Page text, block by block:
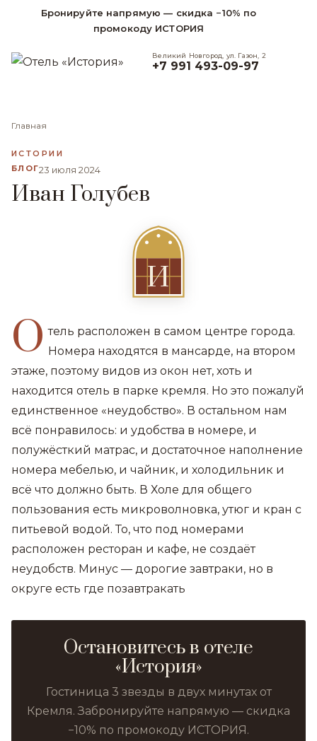
Бронируйте напрямую — скидка −10% по
промокоду ИСТОРИЯ
Великий Новгород, ул. Газон, 2
+7 991 493-09-97
Главная
ИСТОРИИ
БЛОГ23 июля 2024
Иван Голубев
И
О тель расположен в самом центре города.
Номера находятся в мансарде, на втором
этаже, поэтому видов из окон нет, хоть и
находится отель в парке кремля. Но это пожалуй
единственное «неудобство». В остальном нам
всё понравилось: и удобства в номере, и
полужёсткий матрас, и достаточное наполнение
номера мебелью, и чайник, и холодильник и
всё что должно быть. В Холе для общего
пользования есть микроволновка, утюг и кран с
питьевой водой. То, что под номерами
расположен ресторан и кафе, не создаёт
неудобств. Минус — дорогие завтраки, но в
округе есть где позавтракать
Остановитесь в отеле
«История»
Гостиница 3 звезды в двух минутах от
Кремля. Забронируйте напрямую — скидка
−10% по промокоду ИСТОРИЯ.